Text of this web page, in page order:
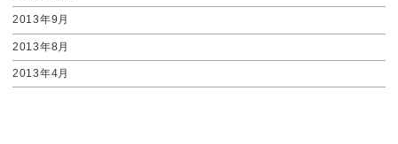
2013年9月
2013年8月
2013年4月